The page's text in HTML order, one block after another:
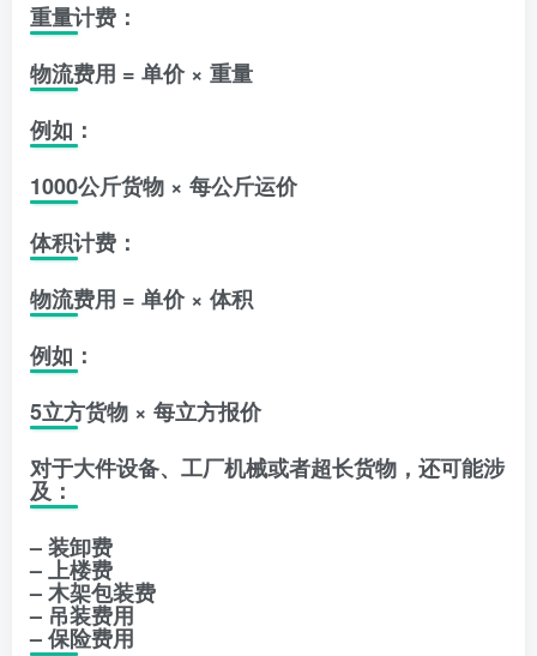
重量计费：
物流费用 = 单价 × 重量
例如：
1000公斤货物 × 每公斤运价
体积计费：
物流费用 = 单价 × 体积
例如：
5立方货物 × 每立方报价
对于大件设备、工厂机械或者超长货物，还可能涉
及：
– 装卸费
– 上楼费
– 木架包装费
– 吊装费用
– 保险费用